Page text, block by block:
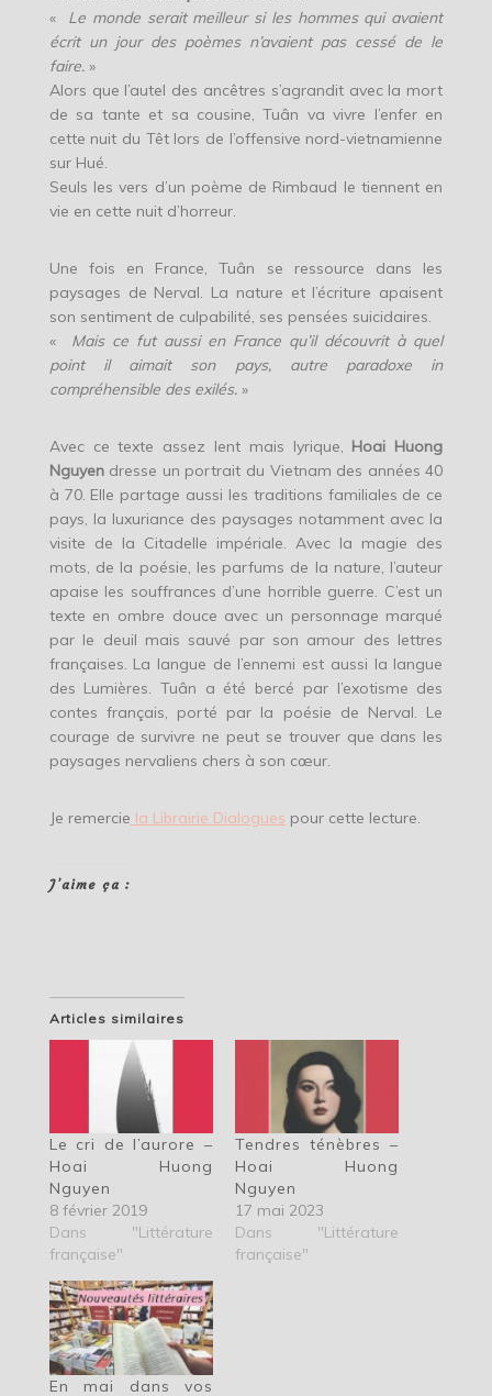
« Le monde serait meilleur si les hommes qui avaient
écrit un jour des poèmes n’avaient pas cessé de le
faire. »
Alors que l’autel des ancêtres s’agrandit avec la mort
de sa tante et sa cousine, Tuân va vivre l’enfer en
cette nuit du Têt lors de l’offensive nord-vietnamienne
sur Hué.
Seuls les vers d’un poème de Rimbaud le tiennent en
vie en cette nuit d’horreur.
Une fois en France, Tuân se ressource dans les
paysages de Nerval. La nature et l’écriture apaisent
son sentiment de culpabilité, ses pensées suicidaires.
«
Mais ce fut aussi en France qu’il découvrit à quel
point il aimait son pays, autre paradoxe in
compréhensible des exilés.»
Avec ce texte assez lent mais lyrique, Hoai Huong
Nguyendresse un portrait du Vietnam des années 40
à 70. Elle partage aussi les traditions familiales de ce
pays, la luxuriance des paysages notamment avec la
visite de la Citadelle impériale. Avec la magie des
mots, de la poésie, les parfums de la nature, l’auteur
apaise les souffrances d’une horrible guerre. C’est un
texte en ombre douce avec un personnage marqué
par le deuil mais sauvé par son amour des lettres
françaises. La langue de l’ennemi est aussi la langue
des Lumières. Tuân a été bercé par l’exotisme des
contes français, porté par la poésie de Nerval. Le
courage de survivre ne peut se trouver que dans les
paysages nervaliens chers à son cœur.
Je remercie la Librairie Dialogues pour cette lecture.
J’aime ça :
Articles similaires
Le cri de l’aurore –
Hoai Huong
Nguyen
8 février 2019
Dans "Littérature
française"
Tendres ténèbres –
Hoai Huong
Nguyen
17 mai 2023
Dans "Littérature
française"
En mai dans vos